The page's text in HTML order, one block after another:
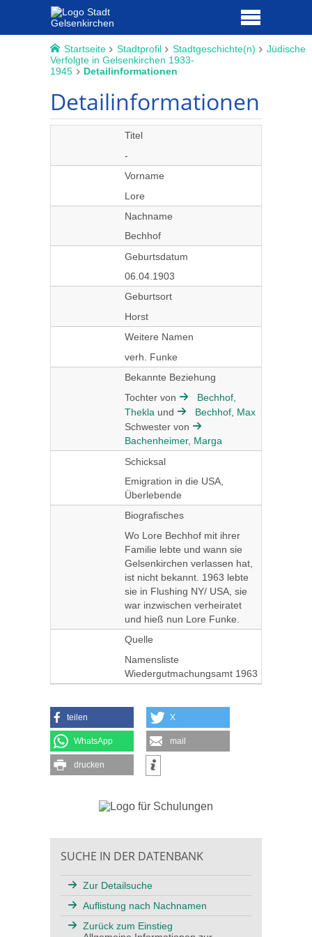
Startseite Stadtprofil Stadtgeschichte(n)
Jüdische
Verfolgte in Gelsenkirchen 1933-
1945
Detailinformationen
Detailinformationen
Titel
-
Vorname
Lore
Nachname
Bechhof
Geburtsdatum
06.04.1903
Geburtsort
Horst
Weitere Namen
verh. Funke
Bekannte Beziehung
Tochter von
Bechhof,
Thekla und
Bechhof, Max
Schwester von
Bachenheimer, Marga
Schicksal
Emigration in die USA,
Überlebende
Biografisches
Wo Lore Bechhof mit ihrer
Familie lebte und wann sie
Gelsenkirchen verlassen hat,
ist nicht bekannt. 1963 lebte
sie in Flushing NY/ USA, sie
war inzwischen verheiratet
und hieß nun Lore Funke.
Quelle
Namensliste
Wiedergutmachungsamt 1963
teilen X
WhatsApp mail
drucken
SUCHE IN DER DATENBANK
Zur Detailsuche
Auflistung nach Nachnamen
Zurück zum Einstieg